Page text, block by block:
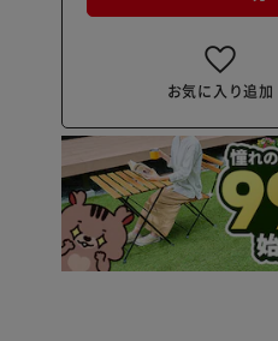
お気に入り追加